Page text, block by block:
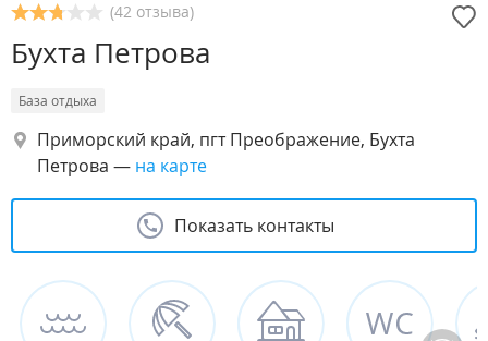
(42 отзыва)
Бухта Петрова
База отдыха
Приморский край, пгт Преображение, Бухта
Петрова — на карте
Показать контакты